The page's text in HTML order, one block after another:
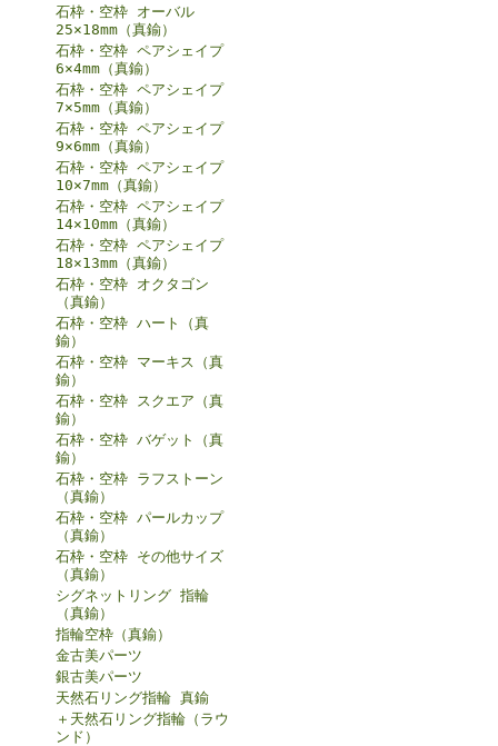
石枠・空枠 オーバル
25×18mm（真鍮）
石枠・空枠 ペアシェイプ
6×4mm（真鍮）
石枠・空枠 ペアシェイプ
7×5mm（真鍮）
石枠・空枠 ペアシェイプ
9×6mm（真鍮）
石枠・空枠 ペアシェイプ
10×7mm（真鍮）
石枠・空枠 ペアシェイプ
14×10mm（真鍮）
石枠・空枠 ペアシェイプ
18×13mm（真鍮）
石枠・空枠 オクタゴン
（真鍮）
石枠・空枠 ハート（真
鍮）
石枠・空枠 マーキス（真
鍮）
石枠・空枠 スクエア（真
鍮）
石枠・空枠 バゲット（真
鍮）
石枠・空枠 ラフストーン
（真鍮）
石枠・空枠 パールカップ
（真鍮）
石枠・空枠 その他サイズ
（真鍮）
シグネットリング 指輪
（真鍮）
指輪空枠（真鍮）
金古美パーツ
銀古美パーツ
天然石リング指輪 真鍮
＋天然石リング指輪（ラウ
ンド）